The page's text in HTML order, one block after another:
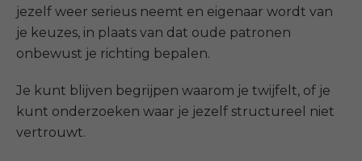
jezelf weer serieus neemt en eigenaar wordt van
je keuzes, in plaats van dat oude patronen
onbewust je richting bepalen.
Je kunt blijven begrijpen waarom je twijfelt, of je
kunt onderzoeken waar je jezelf structureel niet
vertrouwt.